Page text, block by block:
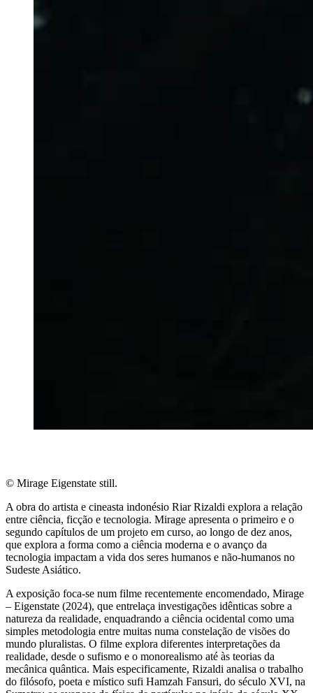
© Mirage Eigenstate still.
A obra do artista e cineasta indonésio Riar Rizaldi explora a relação
entre ciência, ficção e tecnologia. Mirage apresenta o primeiro e o
segundo capítulos de um projeto em curso, ao longo de dez anos,
que explora a forma como a ciência moderna e o avanço da
tecnologia impactam a vida dos seres humanos e não-humanos no
Sudeste Asiático.
A exposição foca-se num filme recentemente encomendado, Mirage
– Eigenstate (2024), que entrelaça investigações idênticas sobre a
natureza da realidade, enquadrando a ciência ocidental como uma
simples metodologia entre muitas numa constelação de visões do
mundo pluralistas. O filme explora diferentes interpretações da
realidade, desde o sufismo e o monorealismo até às teorias da
mecânica quântica. Mais especificamente, Rizaldi analisa o trabalho
do filósofo, poeta e místico sufi Hamzah Fansuri, do século XVI, na